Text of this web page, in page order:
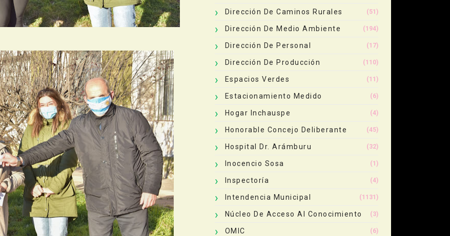
Dirección De Caminos Rurales (51)
Dirección De Medio Ambiente (194)
Dirección De Personal (17)
Dirección De Producción (110)
Espacios Verdes (11)
Estacionamiento Medido (6)
Hogar Inchauspe (4)
Honorable Concejo Deliberante (45)
Hospital Dr. Arámburu (32)
Inocencio Sosa (1)
Inspectoría (4)
Intendencia Municipal (1131)
Núcleo De Acceso Al Conocimiento (3)
OMIC (6)